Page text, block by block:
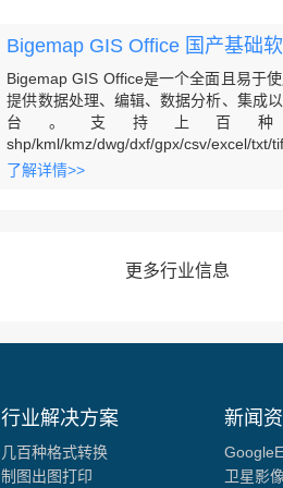
Bigemap GIS Office 国产基础
Bigemap GIS Office是一个全面且易于
提供数据处理、编辑、数据分析、集成
台。支持上百
shp/kml/kmz/dwg/dxf/gpx/csv/excel/txt/
等，对数据流转、嵌入、融合、以及更
了解详情>>
更多行业信息
行业解决方案
几百种格式转换
制图出图打印
新闻
卫星影像